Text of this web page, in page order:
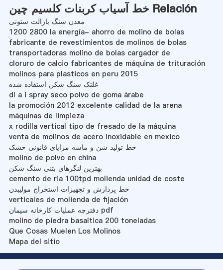
خط آسیاب کربنات کلسیم چین Relación
معدن سنگ بازالت ستونی
1200 2800 la energía- ahorro de molino de bolas
fabricante de revestimientos de molinos de bolas
transportadoras molino de bolas cargador de
cloruro de calcio fabricantes de máquina de trituración
molinos para plasticos en peru 2015
غلتک سنگ شکن استفاده شده
dl a i spray seco polvo de goma árabe
la promoción 2012 excelente calidad de la arena
máquinas de limpieza
x rodilla vertical tipo de fresado de la máquina
venta de molinos de acero inoxidable en mexico
خط تولید شن و ماسه مزایای قانونی خشک
molino de polvo en china
بهترین لنگرهای بتنی سنگ شکن
cemento de ria 100tpd molienda unidad de coste
خط پردازش و تجهیزات استخراج مولیبدن
verticales de molienda de fijación
دفترچه عملیات کارخانه سیمان pdf
molino de piedra basaltica 200 toneladas
Que Cosas Muelen Los Molinos
Mapa del sitio